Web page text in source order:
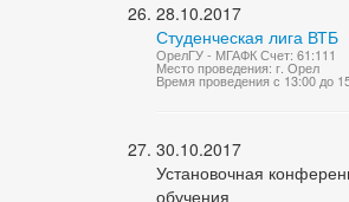
28.10.2017
Студенческая лига ВТБ
ОрелГУ - МГАФК Счет: 61:111
Место проведения: г. Орел
Время проведения с 13:00 до
30.10.2017
Установочная
обучения